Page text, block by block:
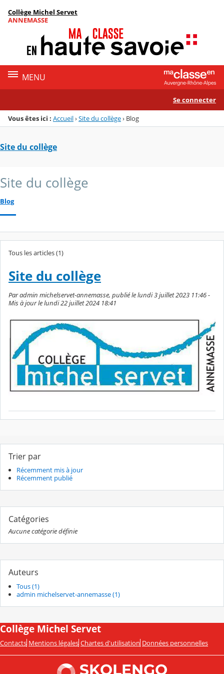
Menu de la rubrique
Contenu
Collège Michel Servet
ANNEMASSE
MENU
Se connecter
Vous êtes ici : Accueil›Site du collège› Blog
Site du collège
Site du collège
Blog
Tous les articles (1)
Site du collège
Par admin michelservet-annemasse, publié le lundi 3 juillet 2023 11:46 -
Mis à jour le lundi 22 juillet 2024 18:41
Trier par
Récemment mis à jour
Récemment publié
Catégories
Aucune catégorie définie
Auteurs
Tous (1)
admin michelservet-annemasse (1)
Collège Michel Servet
Contacts Mentions légales Chartes d'utilisation Données personnelles